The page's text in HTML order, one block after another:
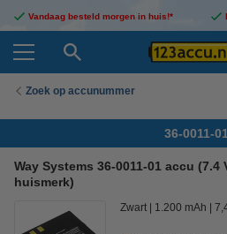
Vandaag besteld morgen in huis!*
Zoek op accunummer
36-0011-01
Way Systems 36-0011-01 accu (7.4
huismerk)
Zwart 1.200 mAh